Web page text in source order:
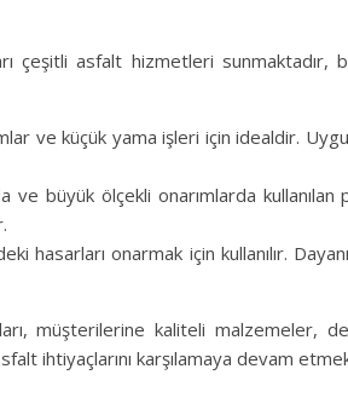
çeşitli asfalt hizmetleri sunmaktadır,
ve küçük yama işleri için idealdir.
ve büyük ölçekli onarımlarda
hasarları onarmak için kullanılır.
müşterilerine kaliteli malzemeler,
ihtiyaçlarını karşılamaya devam